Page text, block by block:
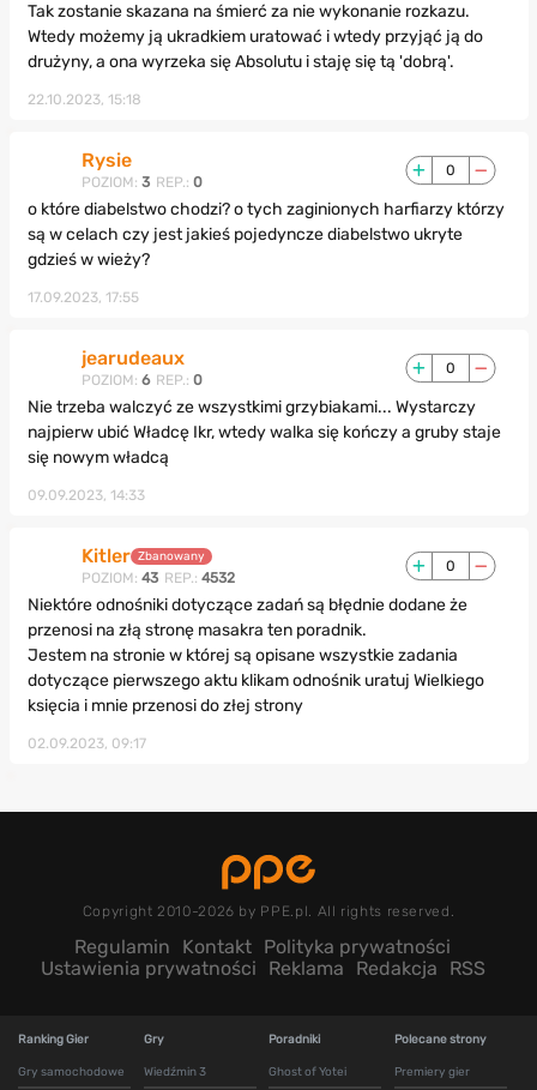
Tak zostanie skazana na śmierć za nie wykonanie rozkazu.
Wtedy możemy ją ukradkiem uratować i wtedy przyjąć ją do
drużyny, a ona wyrzeka się Absolutu i staję się tą 'dobrą'.
22.10.2023, 15:18
Rysie
POZIOM: 3 REP.: 0
0
o które diabelstwo chodzi? o tych zaginionych harfiarzy którzy
są w celach czy jest jakieś pojedyncze diabelstwo ukryte
gdzieś w wieży?
17.09.2023, 17:55
jearudeaux
POZIOM: 6 REP.: 0
0
Nie trzeba walczyć ze wszystkimi grzybiakami... Wystarczy
najpierw ubić Władcę Ikr, wtedy walka się kończy a gruby staje
się nowym władcą
09.09.2023, 14:33
Kitler Zbanowany
POZIOM: 43 REP.: 4532
0
Niektóre odnośniki dotyczące zadań są błędnie dodane że
przenosi na złą stronę masakra ten poradnik.
Jestem na stronie w której są opisane wszystkie zadania
dotyczące pierwszego aktu klikam odnośnik uratuj Wielkiego
księcia i mnie przenosi do złej strony
02.09.2023, 09:17
Copyright 2010-2026 by PPE.pl. All rights reserved.
Regulamin Kontakt Polityka prywatności
Ustawienia prywatności
Reklama Redakcja RSS
Ranking Gier
Gry samochodowe
Gry
Wiedźmin 3
Poradniki
Ghost of Yotei
Polecane strony
Premiery gier